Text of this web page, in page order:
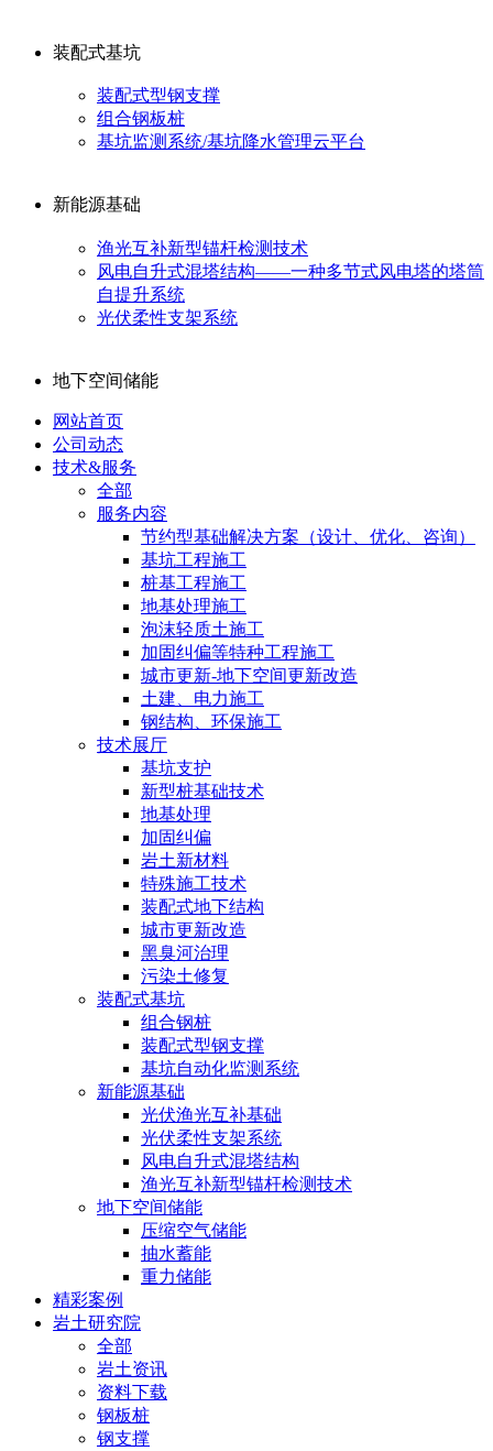
装配式基坑
装配式型钢支撑
组合钢板桩
基坑监测系统/基坑降水管理云平台
新能源基础
渔光互补新型锚杆检测技术
风电自升式混塔结构——一种多节式风电塔的塔筒
自提升系统
光伏柔性支架系统
地下空间储能
网站首页
公司动态
技术&服务
全部
服务内容
节约型基础解决方案（设计、优化、咨询）
基坑工程施工
桩基工程施工
地基处理施工
泡沫轻质土施工
加固纠偏等特种工程施工
城市更新-地下空间更新改造
土建、电力施工
钢结构、环保施工
技术展厅
基坑支护
新型桩基础技术
地基处理
加固纠偏
岩土新材料
特殊施工技术
装配式地下结构
城市更新改造
黑臭河治理
污染土修复
装配式基坑
组合钢桩
装配式型钢支撑
基坑自动化监测系统
新能源基础
光伏渔光互补基础
光伏柔性支架系统
风电自升式混塔结构
渔光互补新型锚杆检测技术
地下空间储能
压缩空气储能
抽水蓄能
重力储能
精彩案例
岩土研究院
全部
岩土资讯
资料下载
钢板桩
钢支撑